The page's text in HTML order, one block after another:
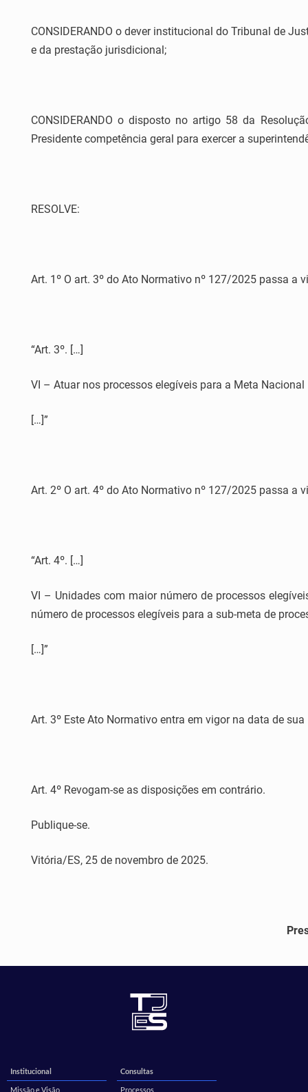
CONSIDERANDO o dever institucional do Tribunal de
e da prestação jurisdicional;
CONSIDERANDO o disposto no artigo 58 da
Presidente competência geral para exercer a
RESOLVE:
Art. 1º O art. 3º do Ato Normativo nº 127/2025 passa a
“Art. 3º. […]
VI – Atuar nos processos elegíveis para a Meta
[…]”
Art. 2º O art. 4º do Ato Normativo nº 127/2025 passa a
“Art. 4º. […]
VI – Unidades com maior número de processos
número de processos elegíveis para a sub-meta de
[…]”
Art. 3º Este Ato Normativo entra em vigor na data de
Art. 4º Revogam-se as disposições em contrário.
Publique-se.
Vitória/ES, 25 de novembro de 2025.
Institucional
Missão e Visão
Consultas
Processos